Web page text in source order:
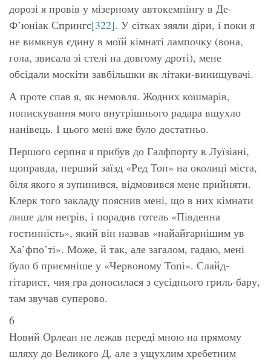
дорозі я провів у мізерному автокемпінгу в Де-
Ф’юніак Спрингс[322]. У сітках зяяли діри, і поки я
не вимкнув єдину в моїй кімнаті лампочку (вона,
гола, звисала зі стелі на довгому дроті), мене
обсідали москіти завбільшки як літаки-винищувачі.
А проте спав я, як немовля. Жодних кошмарів,
попискування мого внутрішнього радара вщухло
нанівець. І цього мені вже було достатньо.
Першого серпня я прибув до Галфпорту в Луїзіані,
щоправда, перший заїзд «Ред Топ» на околиці міста,
біля якого я зупинився, відмовився мене прийняти.
Клерк того закладу пояснив мені, що в них кімнати
лише для негрів, і порадив готель «Південна
гостинність», який він назвав «найайгарнішим ув
Ха’фпо’ті». Може, й так, але загалом, гадаю, мені
було б приємніше у «Червоному Топі». Слайд-
гітарист, чия гра доносилася з сусіднього гриль-бару,
там звучав суперово.
6
Новий Орлеан не лежав переді мною на прямому
шляху до Великого Д, але з ущухлим хребетним